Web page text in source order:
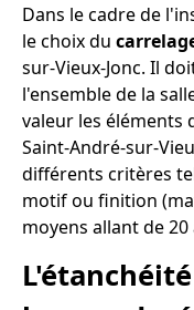
Dans le cadre de
le choix du
sur-Vieux-Jonc. Il
l'ensemble de la
valeur les éléments
Saint-André-sur-
différents critères
motif ou finition
moyens allant de 20